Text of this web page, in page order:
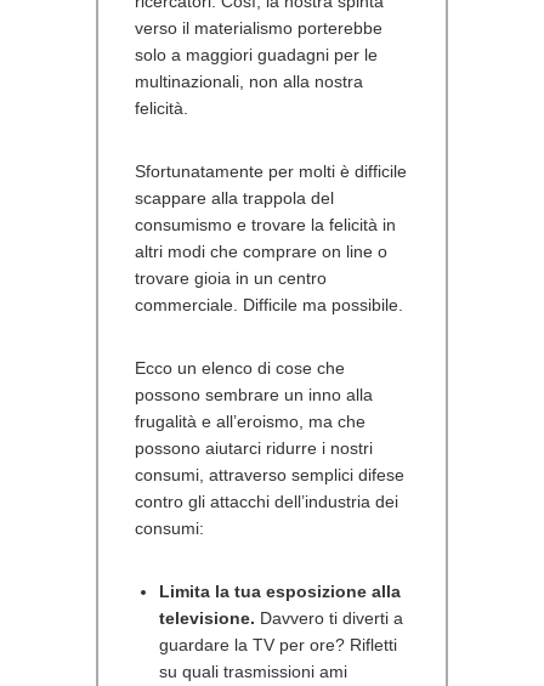
verso il materialismo porterebbe
solo a maggiori guadagni per le
multinazionali, non alla nostra
felicità.
Sfortunatamente per molti è difficile
scappare alla trappola del
consumismo e trovare la felicità in
altri modi che comprare on line o
trovare gioia in un centro
commerciale. Difficile ma possibile.
Ecco un elenco di cose che
possono sembrare un inno alla
frugalità e all’eroismo, ma che
possono aiutarci ridurre i nostri
consumi, attraverso semplici difese
contro gli attacchi dell’industria dei
consumi:
Limita la tua esposizione alla
televisione. Davvero ti diverti a
guardare la TV per ore? Rifletti
su quali trasmissioni ami